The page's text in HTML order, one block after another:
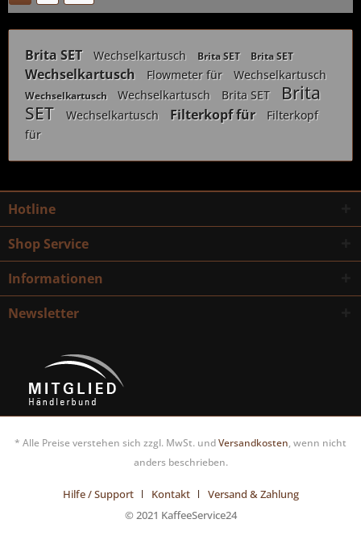
Brita SET Wechselkartusch Brita SET Brita SET
Wechselkartusch Flowmeter für Wechselkartusch
Wechselkartusch Wechselkartusch Brita SET
Brita
SET
Wechselkartusch Filterkopf für
Filterkopf
für
Hotline
Shop Service
Informationen
Newsletter
* Alle Preise verstehen sich zzgl. MwSt. undVersandkosten, wenn nicht
anders beschrieben.
Hilfe / Support Kontakt
Versand & Zahlung
© 2021 KaffeeService24